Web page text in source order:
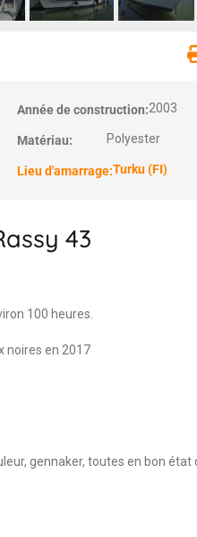
Année de construction:2003
Matériau: Polyester
Lieu d'amarrage:Turku (FI)
43
100 heures.
noires en 2017
gennaker, toutes en bon état